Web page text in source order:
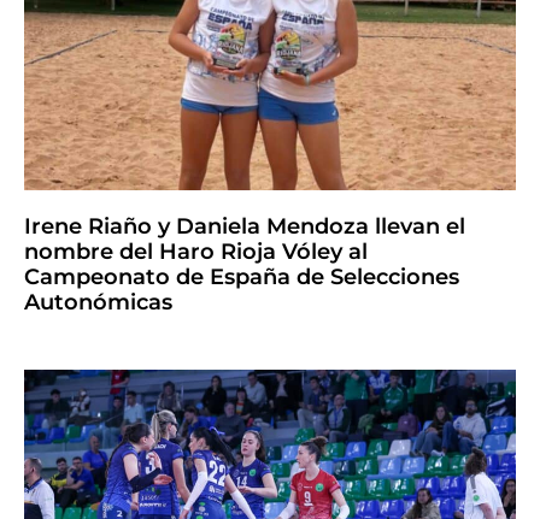
Irene Riaño y Daniela Mendoza llevan el
nombre del Haro Rioja Vóley al
Campeonato de España de Selecciones
Autonómicas